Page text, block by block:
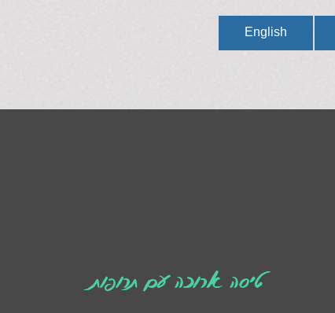
English
טיסה ארוכה עם תרופות